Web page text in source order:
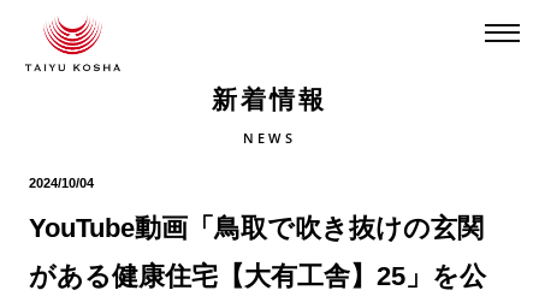
新着情報
NEWS
2024/10/04
YouTube動画「鳥取で吹き抜けの玄関
がある健康住宅【大有工舎】25」を公